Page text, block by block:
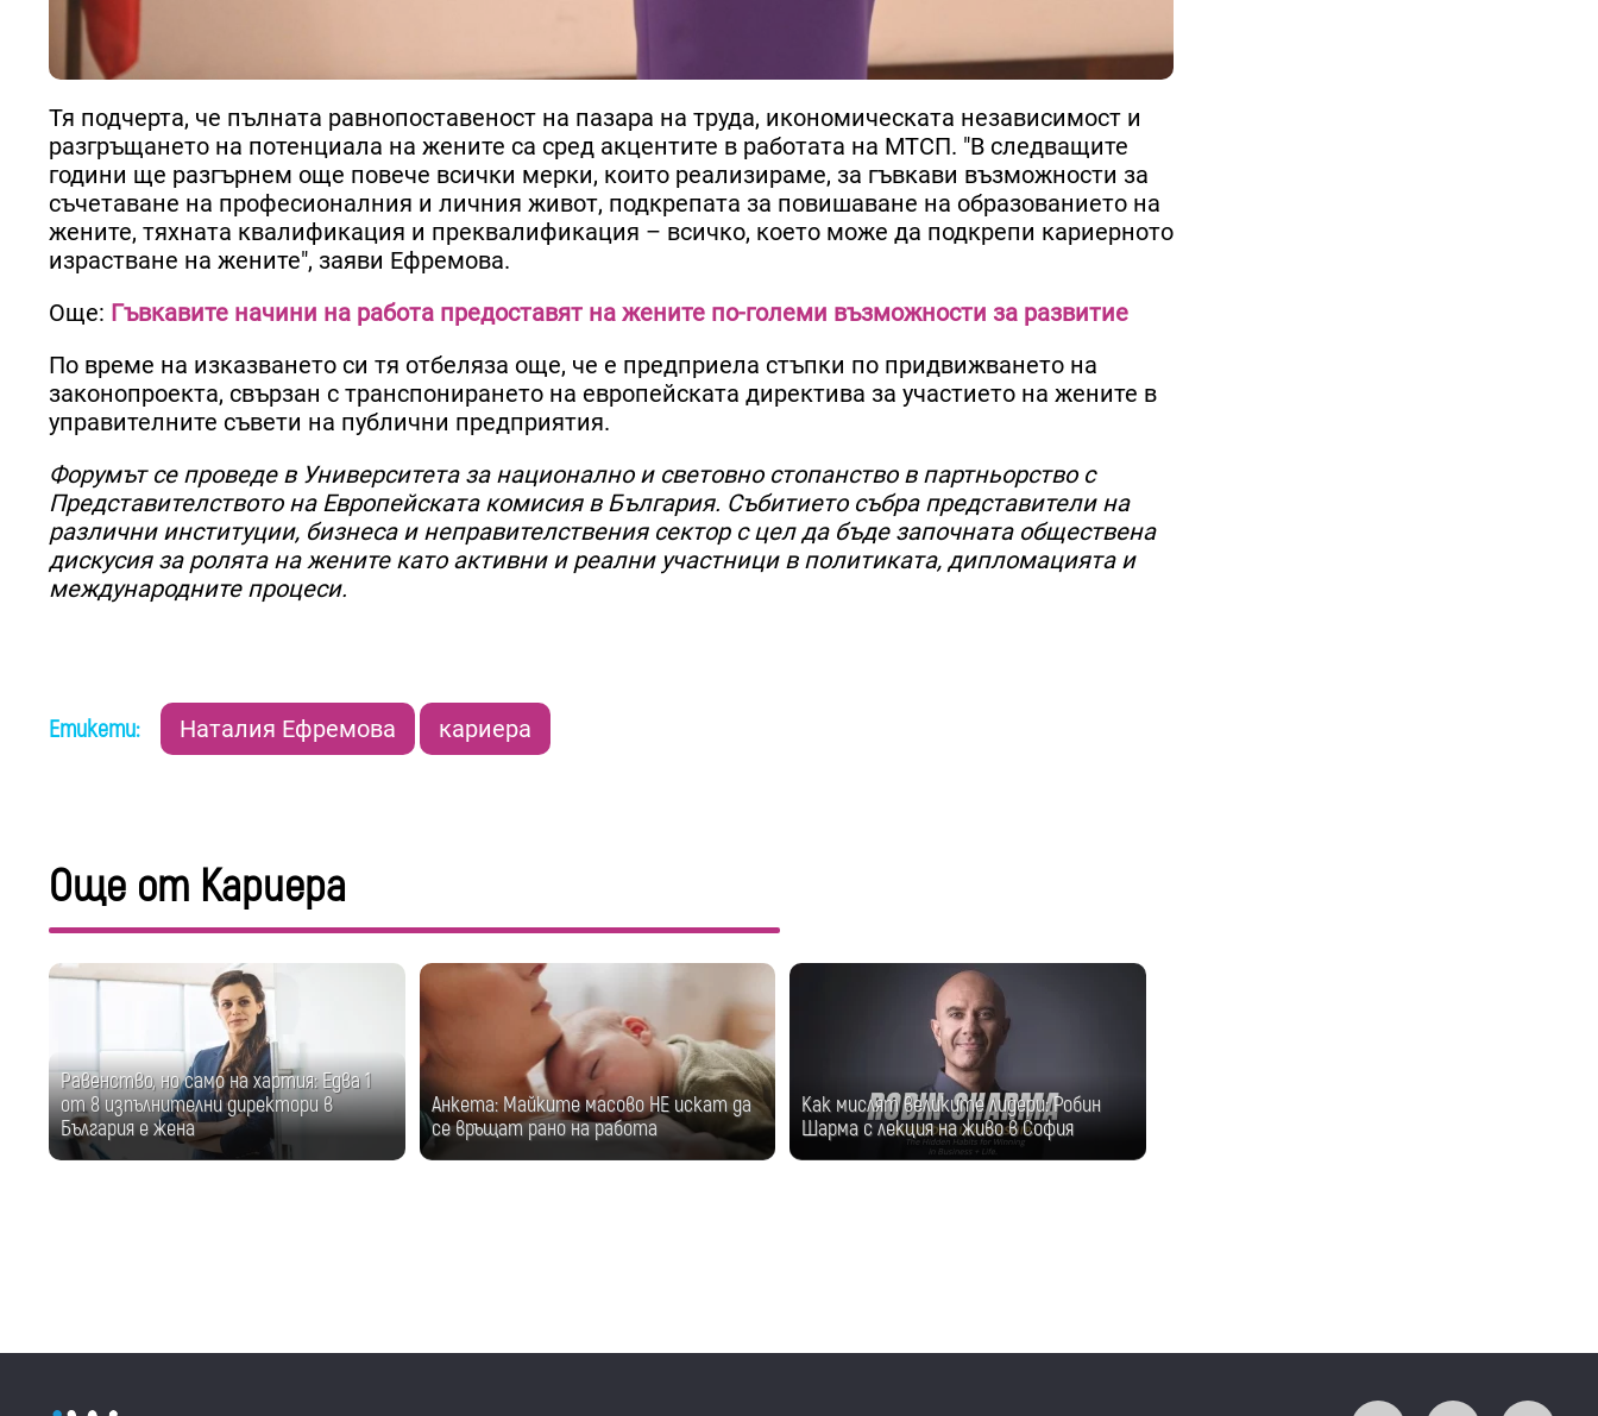
Тя подчерта, че пълната равнопоставеност на пазара на труда, икономическата независимост и
разгръщането на потенциала на жените са сред акцентите в работата на МТСП. "В следващите
години ще разгърнем още повече всички мерки, които реализираме, за гъвкави възможности за
съчетаване на професионалния и личния живот, подкрепата за повишаване на образованието на
жените, тяхната квалификация и преквалификация – всичко, което може да подкрепи кариерното
израстване на жените", заяви Ефремова.
Още: Гъвкавите начини на работа предоставят на жените по-големи възможности за развитие
По време на изказването си тя отбеляза още, че е предприела стъпки по придвижването на
законопроекта, свързан с транспонирането на европейската директива за участието на жените в
управителните съвети на публични предприятия.
Форумът се проведе в Университета за национално и световно стопанство в партньорство с
Представителството на Европейската комисия в България. Събитието събра представители на
различни институции, бизнеса и неправителствения сектор с цел да бъде започната обществена
дискусия за ролята на жените като активни и реални участници в политиката, дипломацията и
международните процеси.
Етикети: Наталия Ефремова кариера
Още от Кариера
Равенство, но само на хартия: Едва 1
от 8 изпълнителни директори в
България е жена
Анкета: Mайките масово НЕ искат да
се връщат рано на работа
Как мислят великите лидери: Робин
Шарма с лекция на живо в София